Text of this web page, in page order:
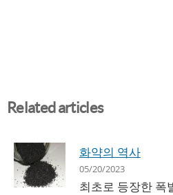
Related articles
화약의 역사
05/20/2023
최초로 등장한 폭